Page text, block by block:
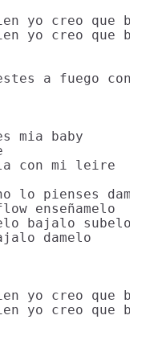
yo creo que
yo creo que
a fuego con
mia baby
con mi leire
lo pienses
enseñamelo
bajalo subelo
damelo
yo creo que
yo creo que